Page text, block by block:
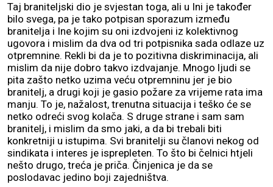
Taj braniteljski dio je svjestan toga, ali u Ini je također
bilo svega, pa je tako potpisan sporazum između
branitelja i Ine kojim su oni izdvojeni iz kolektivnog
ugovora i mislim da dva od tri potpisnika sada odlaze uz
otpremnine. Rekli bi da je to pozitivna diskriminacija, ali
mislim da nije dobro takvo izdvajanje. Mnogo ljudi se
pita zašto netko uzima veću otpremninu jer je bio
branitelj, a drugi koji je gasio požare za vrijeme rata ima
manju. To je, nažalost, trenutna situacija i teško će se
netko odreći svog kolača. S druge strane i sam sam
branitelj, i mislim da smo jaki, a da bi trebali biti
konkretniji u istupima. Svi branitelji su članovi nekog od
sindikata i interes je isprepleten. To što bi čelnici htjeli
nešto drugo, treća je priča. Činjenica je da se
poslodavac jedino boji zajedništva.